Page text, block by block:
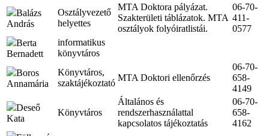
Balázs
András
Osztályvezető
helyettes
MTA Doktora pályázat.
Szakterületi táblázatok. MTA
osztályok folyóiratlistái.
06-70-
411-
0577
Berta
Bernadett
informatikus
könyvtáros
Boros
Annamária
Könyvtáros,
szaktájékoztató
MTA Doktori ellenőrzés
06-70-
658-
4149
Deseő
Kata
Könyvtáros
Általános és
rendszerhasználattal
kapcsolatos tájékoztatás
06-70-
658-
4162